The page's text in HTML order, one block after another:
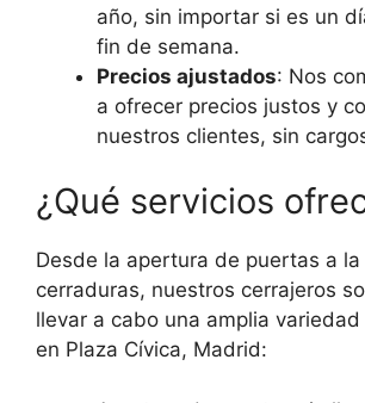
año, sin importar si es un
fin de semana.
Precios ajustados: Nos
a ofrecer precios justos y
nuestros clientes, sin
¿Qué servicios
Desde la apertura de puertas a
cerraduras, nuestros cerrajeros
llevar a cabo una amplia
en Plaza Cívica, Madrid: